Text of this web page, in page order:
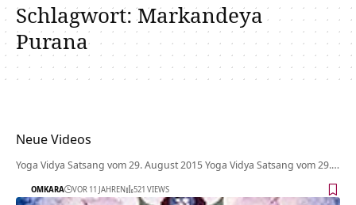
Schlagwort:Markandeya
Purana
Neue Videos
Yoga Vidya Satsang vom 29. August 2015 Yoga Vidya Satsang vom 29.…
OMKARA VOR 11 JAHREN 521 VIEWS